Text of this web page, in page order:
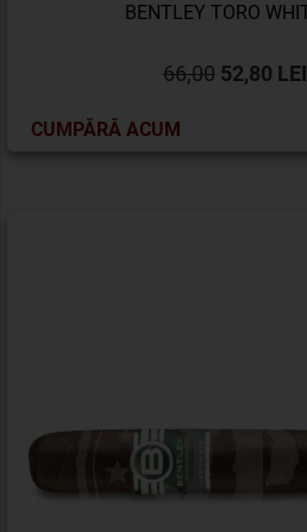
BENTLEY TORO
66,00 52,80 LEI
CUMPĂRĂ ACUM